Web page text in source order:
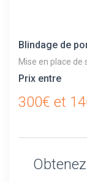
Blindage de
Mise en place
Prix entre
300€ et